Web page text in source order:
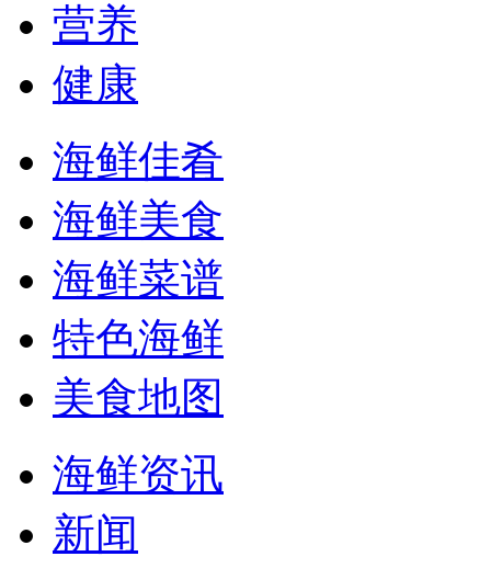
营养
健康
海鲜佳肴
海鲜美食
海鲜菜谱
特色海鲜
美食地图
海鲜资讯
新闻